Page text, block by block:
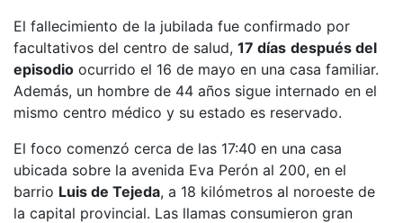
El fallecimiento de la jubilada fue confirmado por
facultativos del centro de salud, 17 días después del
episodio ocurrido el 16 de mayo en una casa familiar.
Además, un hombre de 44 años sigue internado en el
mismo centro médico y su estado es reservado.
El foco comenzó cerca de las 17:40 en una casa
ubicada sobre la avenida Eva Perón al 200, en el
barrio Luis de Tejeda, a 18 kilómetros al noroeste de
la capital provincial. Las llamas consumieron gran